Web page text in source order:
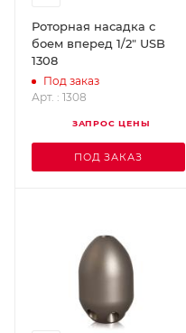
Роторная насадка с
боем вперед 1/2" USB
1308
Под заказ
Арт. : 1308
ЗАПРОС ЦЕНЫ
ПОД ЗАКАЗ